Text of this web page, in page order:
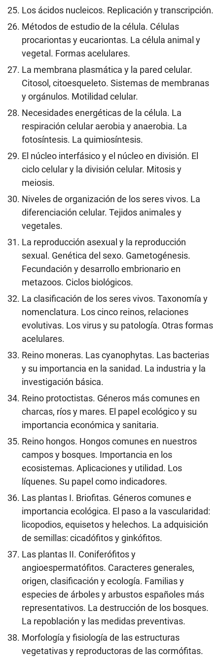
Los ácidos nucleicos. Replicación y transcripción.
Métodos de estudio de la célula. Células
procariontas y eucariontas. La célula animal y
vegetal. Formas acelulares.
La membrana plasmática y la pared celular.
Citosol, citoesqueleto. Sistemas de membranas
y orgánulos. Motilidad celular.
Necesidades energéticas de la célula. La
respiración celular aerobia y anaerobia. La
fotosíntesis. La quimiosíntesis.
El núcleo interfásico y el núcleo en división. El
ciclo celular y la división celular. Mitosis y
meiosis.
Niveles de organización de los seres vivos. La
diferenciación celular. Tejidos animales y
vegetales.
La reproducción asexual y la reproducción
sexual. Genética del sexo. Gametogénesis.
Fecundación y desarrollo embrionario en
metazoos. Ciclos biológicos.
La clasificación de los seres vivos. Taxonomía y
nomenclatura. Los cinco reinos, relaciones
evolutivas. Los virus y su patología. Otras formas
acelulares.
Reino moneras. Las cyanophytas. Las bacterias
y su importancia en la sanidad. La industria y la
investigación básica.
Reino protoctistas. Géneros más comunes en
charcas, ríos y mares. El papel ecológico y su
importancia económica y sanitaria.
Reino hongos. Hongos comunes en nuestros
campos y bosques. Importancia en los
ecosistemas. Aplicaciones y utilidad. Los
líquenes. Su papel como indicadores.
Las plantas I. Briofitas. Géneros comunes e
importancia ecológica. El paso a la vascularidad:
licopodios, equisetos y helechos. La adquisición
de semillas: cicadófitos y ginkófitos.
Las plantas II. Coniferófitos y
angioespermatófitos. Caracteres generales,
origen, clasificación y ecología. Familias y
especies de árboles y arbustos españoles más
representativos. La destrucción de los bosques.
La repoblación y las medidas preventivas.
Morfología y fisiología de las estructuras
vegetativas y reproductoras de las cormófitas.